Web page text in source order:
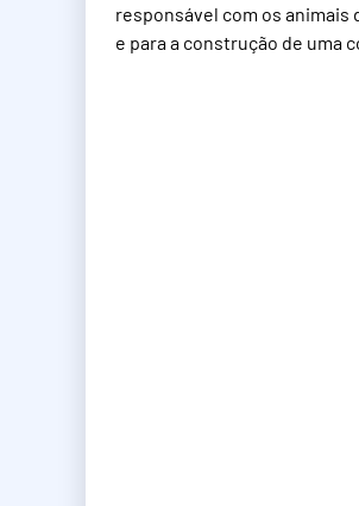
responsável com os animais
e para a construção de uma